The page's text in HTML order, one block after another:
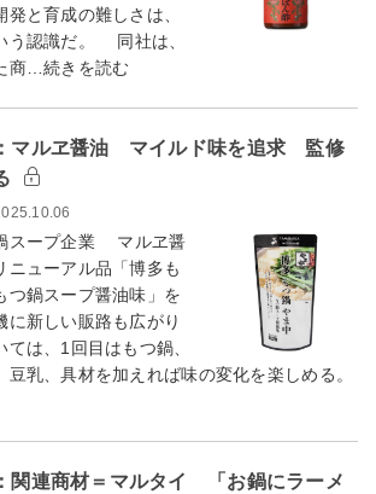
と育成の難しさは、
う認識だ。 同社は、
商…続きを読む
マルヱ醤油 マイルド味を追求 監修
スープ企業 マルヱ醤
ニューアル品「博多も
鍋スープ醤油味」を
に新しい販路も広がり
は、1回目はもつ鍋、
豆乳、具材を加えれば味の変化を楽しめる。
関連商材＝マルタイ 「お鍋にラーメ